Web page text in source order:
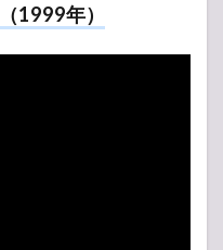
1999年）